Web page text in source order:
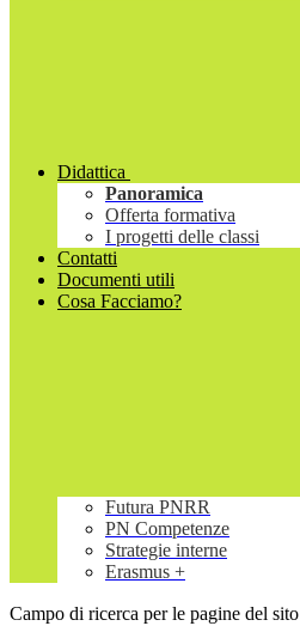
Didattica
Panoramica
Offerta formativa
I progetti delle classi
Contatti
Documenti utili
Cosa Facciamo?
Futura PNRR
PN Competenze
Strategie interne
Erasmus +
Campo di ricerca per le pagine del sito